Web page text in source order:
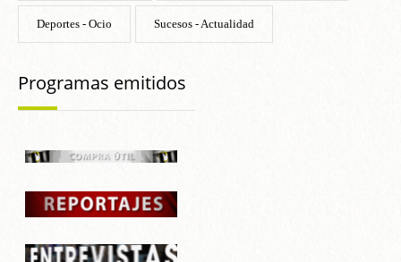
Deportes - Ocio Sucesos - Actualidad
Programas emitidos